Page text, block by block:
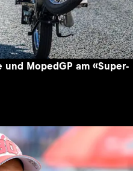
und MopedGP am «Super-